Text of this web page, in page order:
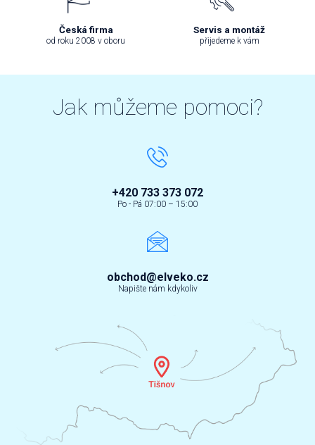
Česká firma
od roku 2008 v oboru
Servis a montáž
přijedeme k vám
Jak můžeme pomoci?
+420 733 373 072
Po - Pá 07:00 – 15:00
obchod@elveko.cz
Napište nám kdykoliv